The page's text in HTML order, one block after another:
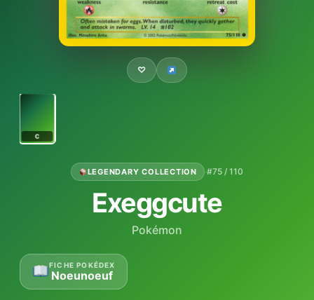
♡
C
LEGENDARY COLLECTION ·#75 / 110
Exeggcute
Pokémon
FICHE POKÉDEX
Noeunoeuf